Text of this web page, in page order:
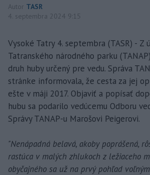
Autor TASR
4. septembra 2024 9:15
Vysoké Tatry 4. septembra (TASR) - Z
Tatranského národného parku
druh huby určený pre vedu. Správa
stránke informovala, že cesta za jej
ešte v máji 2017. Objaviť a popísať
hubu sa podarilo vedúcemu Odboru
Správy TANAP-u Marošovi Peigerovi.
"Nenápadná belavá, akoby poprášená,
rastúca v malých zhlukoch z ležiaceho
obyčajného sa už na prvý pohľad